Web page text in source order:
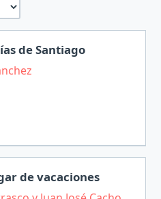
de Santiago
de vacaciones